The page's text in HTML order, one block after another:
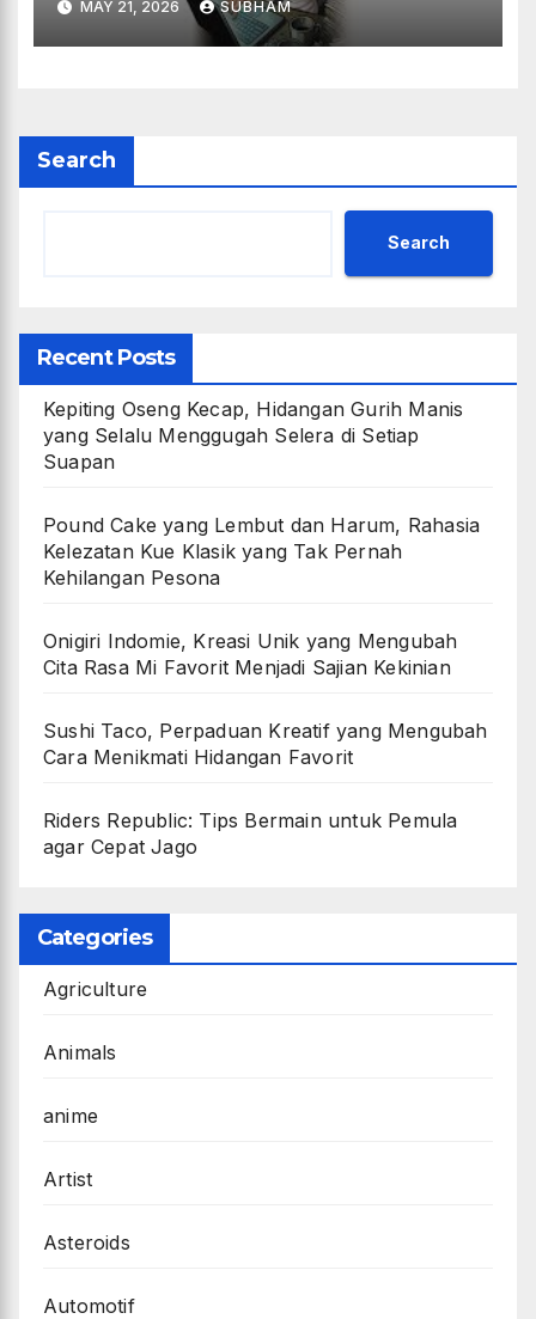
MAY 21, 2026 SUBHAM
Search
Search
Recent Posts
Kepiting Oseng Kecap, Hidangan Gurih Manis
yang Selalu Menggugah Selera di Setiap
Suapan
Pound Cake yang Lembut dan Harum, Rahasia
Kelezatan Kue Klasik yang Tak Pernah
Kehilangan Pesona
Onigiri Indomie, Kreasi Unik yang Mengubah
Cita Rasa Mi Favorit Menjadi Sajian Kekinian
Sushi Taco, Perpaduan Kreatif yang Mengubah
Cara Menikmati Hidangan Favorit
Riders Republic: Tips Bermain untuk Pemula
agar Cepat Jago
Categories
Agriculture
Animals
anime
Artist
Asteroids
Automotif